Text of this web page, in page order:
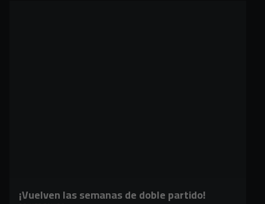
¡Vuelven las semanas de doble partido!